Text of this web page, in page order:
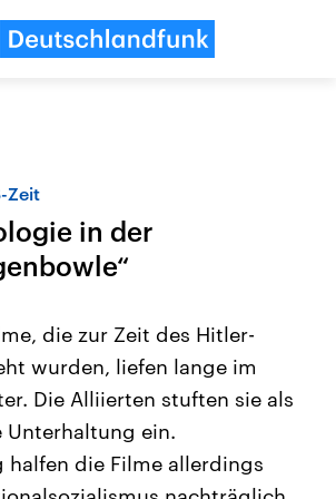
Anhalt
am 6.
neuen
wird das
Koalition aus
Aktuelle Beiträge,
Hintergründe
Wirtschaftlich und
gehören die Vereinigten
den mächtigsten Ländern
mit großem Einfluss auf
Zeit
in der
die zur Zeit des Hitler-
wurden, liefen lange im
Die Alliierten stuften sie als
Unterhaltung ein.
halfen die Filme allerdings